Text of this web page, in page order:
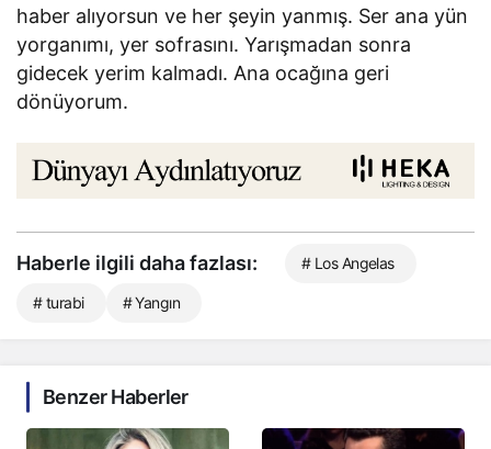
haber alıyorsun ve her şeyin yanmış. Ser ana yün
yorganımı, yer sofrasını. Yarışmadan sonra
gidecek yerim kalmadı. Ana ocağına geri
dönüyorum.
Haberle ilgili daha fazlası: # Los Angelas
# turabi # Yangın
Benzer Haberler